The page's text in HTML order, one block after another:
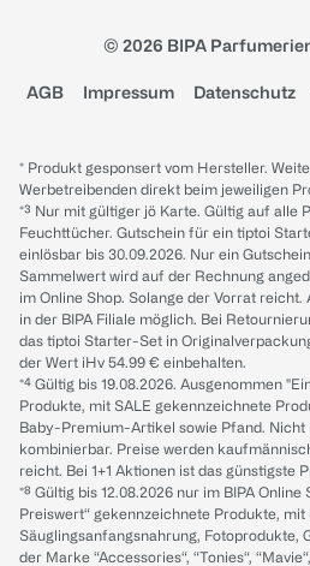
© 2026 BIPA
AGB Impressum Datenschutz
* Produkt gesponsert vom Hersteller.
Werbetreibenden direkt beim jeweiligen
*³ Nur mit gültiger jö Karte. Gültig auf alle
Feuchttücher. Gutschein für ein tiptoi
einlösbar bis 30.09.2026. Nur ein
Sammelwert wird auf der Rechnung
im Online Shop. Solange der Vorrat
in der BIPA Filiale möglich. Bei
das tiptoi Starter-Set in
der Wert iHv 54.99 € einbehalten.
*⁴ Gültig bis 19.08.2026. Ausgenommen
Produkte, mit SALE gekennzeichnete
Baby-Premium-Artikel sowie Pfand.
kombinierbar. Preise werden
reicht. Bei 1+1 Aktionen ist das günstigste
*⁸ Gültig bis 12.08.2026 nur im BIPA
Preiswert“ gekennzeichnete Produkte,
Säuglingsanfangsnahrung, Fotoprodukte,
der Marke “Accessories“, “Tonies“,